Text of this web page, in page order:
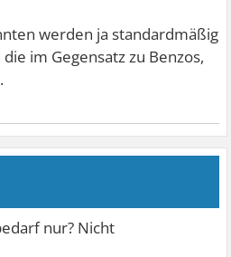
werden ja standardmäßig
im Gegensatz zu Benzos,
nur? Nicht